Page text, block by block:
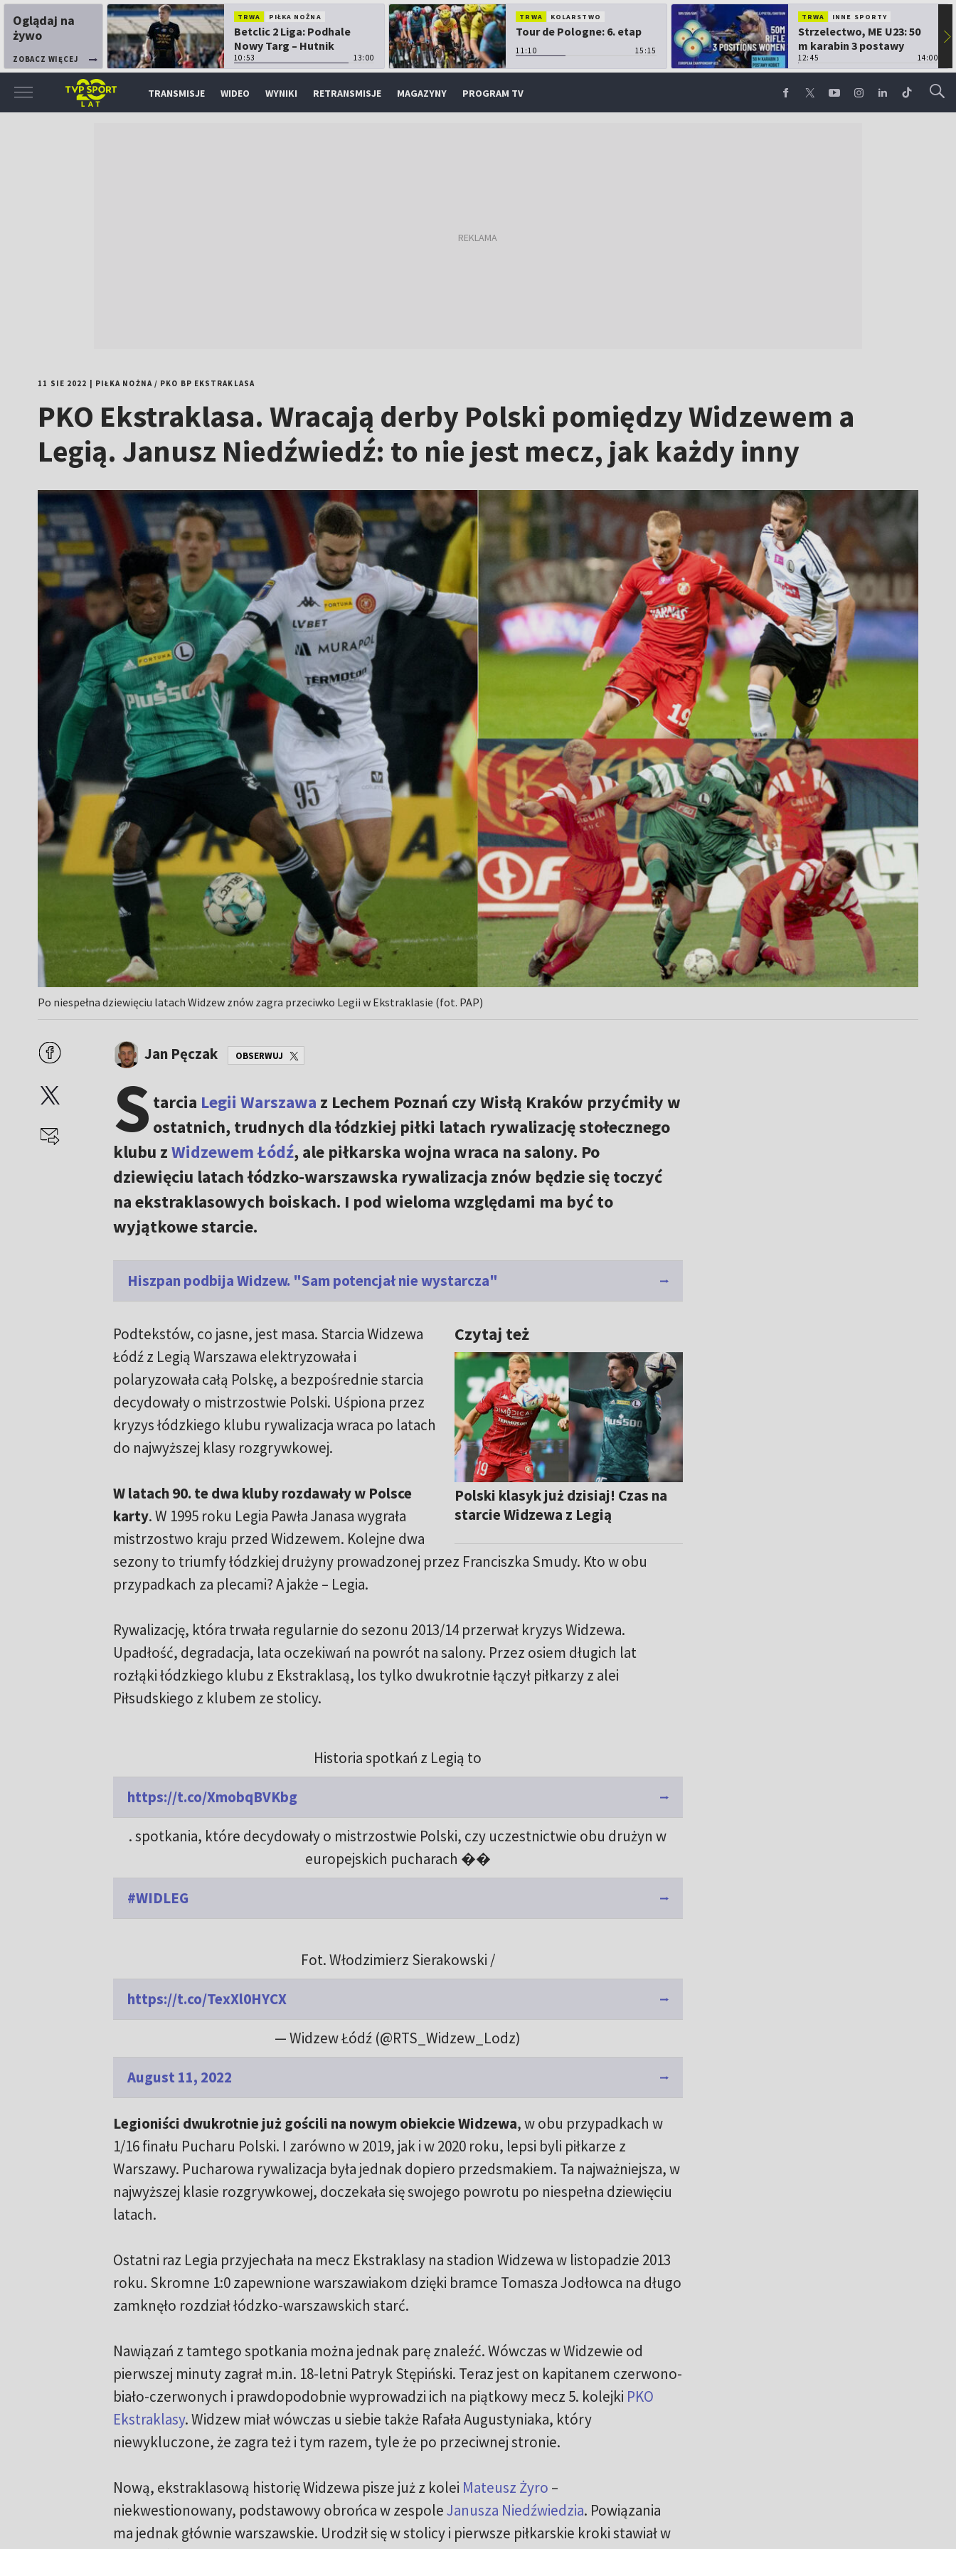
Oglądaj na
żywo
ZOBACZ WIĘCEJ
TRWA PIŁKA NOŻNA
Betclic 2 Liga: Podhale
Nowy Targ – Hutnik
Kraków
10:53 13:00
TRWA KOLARSTWO
Tour de Pologne: 6. etap
11:10 15:15
TRWA INNE SPORTY
Strzelectwo, ME U23: 50
m karabin 3 postawy
kobiet
12:45 14:00
▶
TRANSMISJE WIDEO WYNIKI RETRANSMISJE MAGAZYNY PROGRAM TV
11 SIE 2022 PIŁKA NOŻNA/ PKO BP EKSTRAKLASA
PKO Ekstraklasa. Wracają derby Polski pomiędzy Widzewem a
Legią. Janusz Niedźwiedź: to nie jest mecz, jak każdy inny
Po niespełna dziewięciu latach Widzew znów zagra przeciwko Legii w Ekstraklasie (fot. PAP)
Jan Pęczak OBSERWUJ
S tarcia Legii Warszawa z Lechem Poznań czy Wisłą Kraków przyćmiły w
ostatnich, trudnych dla łódzkiej piłki latach rywalizację stołecznego
klubu zWidzewem Łódź, ale piłkarska wojna wraca na salony. Po
dziewięciu latach łódzko-warszawska rywalizacja znów będzie się toczyć
na ekstraklasowych boiskach. I pod wieloma względami ma być to
wyjątkowe starcie.
Hiszpan podbija Widzew. "Sam potencjał nie wystarcza"
Czytaj też
Polski klasyk już dzisiaj! Czas na
starcie Widzewa z Legią
Podtekstów, co jasne, jest masa. Starcia Widzewa
Łódź z Legią Warszawa elektryzowała i
polaryzowała całą Polskę, a bezpośrednie starcia
decydowały o mistrzostwie Polski. Uśpiona przez
kryzys łódzkiego klubu rywalizacja wraca po latach
do najwyższej klasy rozgrywkowej.
W latach 90. te dwa kluby rozdawały w Polsce
karty. W 1995 roku Legia Pawła Janasa wygrała
mistrzostwo kraju przed Widzewem. Kolejne dwa
sezony to triumfy łódzkiej drużyny prowadzonej przez Franciszka Smudy. Kto w obu
przypadkach za plecami? A jakże – Legia.
Rywalizację, która trwała regularnie do sezonu 2013/14 przerwał kryzys Widzewa.
Upadłość, degradacja, lata oczekiwań na powrót na salony. Przez osiem długich lat
rozłąki łódzkiego klubu z Ekstraklasą, los tylko dwukrotnie łączył piłkarzy z alei
Piłsudskiego z klubem ze stolicy.
Historia spotkań z Legią to
https://t.co/XmobqBVKbg
. spotkania, które decydowały o mistrzostwie Polski, czy uczestnictwie obu drużyn w
europejskich pucharach ��
#WIDLEG
Fot. Włodzimierz Sierakowski /
https://t.co/TexXl0HYCX
— Widzew Łódź (@RTS_Widzew_Lodz)
August 11, 2022
Legioniści dwukrotnie już gościli na nowym obiekcie Widzewa, w obu przypadkach w
1/16 finału Pucharu Polski. I zarówno w 2019, jak i w 2020 roku, lepsi byli piłkarze z
Warszawy. Pucharowa rywalizacja była jednak dopiero przedsmakiem. Ta najważniejsza, w
najwyższej klasie rozgrywkowej, doczekała się swojego powrotu po niespełna dziewięciu
latach.
Ostatni raz Legia przyjechała na mecz Ekstraklasy na stadion Widzewa w listopadzie 2013
roku. Skromne 1:0 zapewnione warszawiakom dzięki bramce Tomasza Jodłowca na długo
zamknęło rozdział łódzko-warszawskich starć.
Nawiązań z tamtego spotkania można jednak parę znaleźć. Wówczas w Widzewie od
pierwszej minuty zagrał m.in. 18-letni Patryk Stępiński. Teraz jest on kapitanem czerwono-
biało-czerwonych i prawdopodobnie wyprowadzi ich na piątkowy mecz 5. kolejki PKO
Ekstraklasy. Widzew miał wówczas u siebie także Rafała Augustyniaka, który
niewykluczone, że zagra też i tym razem, tyle że po przeciwnej stronie.
Nową, ekstraklasową historię Widzewa pisze już z kolei Mateusz Żyro –
niekwestionowany, podstawowy obrońca w zespoleJanusza Niedźwiedzia. Powiązania
ma jednak głównie warszawskie. Urodził się w stolicy i pierwsze piłkarskie kroki stawiał w